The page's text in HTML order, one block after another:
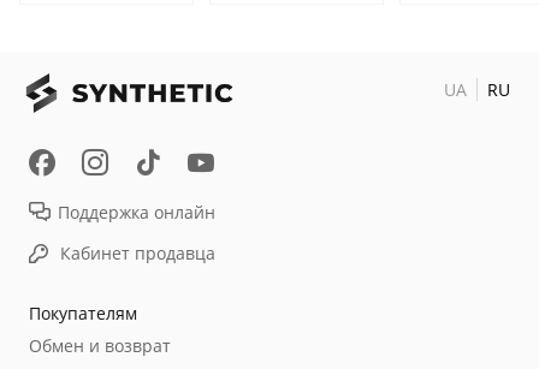
Покупателям
Обмен и возврат
Поддержка онлайн
Кабинет продавца
UA RU